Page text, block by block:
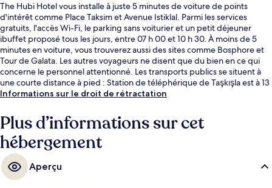
The Hubi Hotel vous installe à juste 5 minutes de voiture de points
d'intérêt comme Place Taksim et Avenue Istiklal. Parmi les services
gratuits, l'accès Wi-Fi, le parking sans voiturier et un petit déjeuner
ibuffet proposé tous les jours, entre 07 h 00 et 10 h 30. À moins de 5
minutes en voiture, vous trouverez aussi des sites comme Bosphore et
Tour de Galata. Les autres voyageurs ne disent que du bien en ce qui
concerne le personnel attentionné. Les transports publics se situent à
une courte distance à pied : Station de téléphérique de Taşkışla est à 13
min et Station de métro Osmanbey, à 13 min.
Informations sur le droit de rétractation
Plus d’informations sur cet
hébergement
Aperçu